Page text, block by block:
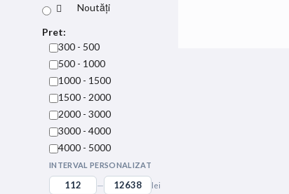
Noutăți
Pret:
300 - 500
500 - 1000
1000 - 1500
1500 - 2000
2000 - 3000
3000 - 4000
4000 - 5000
INTERVAL PERSONALIZAT
— lei